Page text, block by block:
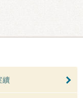
績